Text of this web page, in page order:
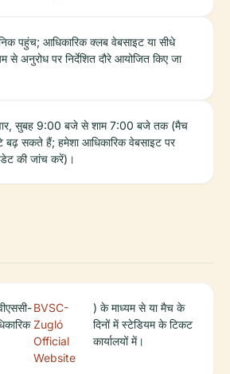
पहुंच; आधिकारिक क्लब वेबसाइट या सीधे
से अनुरोध पर निर्देशित दौरे आयोजित किए जा
सुबह 9:00 बजे से शाम 7:00 बजे तक (मैच
बढ़ सकते हैं; हमेशा आधिकारिक वेबसाइट पर
की जांच करें)।
BVSC-
Zugló
Official
Website
) के माध्यम से या मैच के
दिनों में स्टेडियम के टिकट
कार्यालयों में।